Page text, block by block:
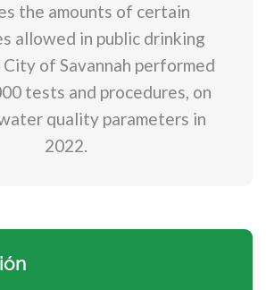
the amounts of certain
allowed in public drinking
of Savannah performed
tests and procedures, on
quality parameters in
2022.